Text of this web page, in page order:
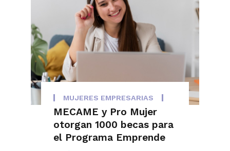
MUJERES EMPRESARIAS
MECAME y Pro Mujer
otorgan 1000 becas para
el Programa Emprende